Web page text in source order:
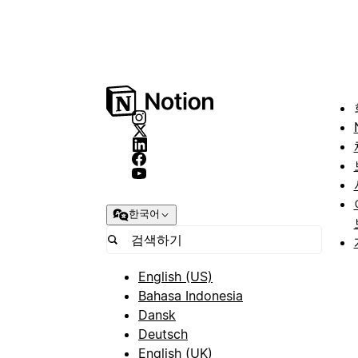
한국어
English (US)
Bahasa Indonesia
Dansk
Deutsch
English (UK)